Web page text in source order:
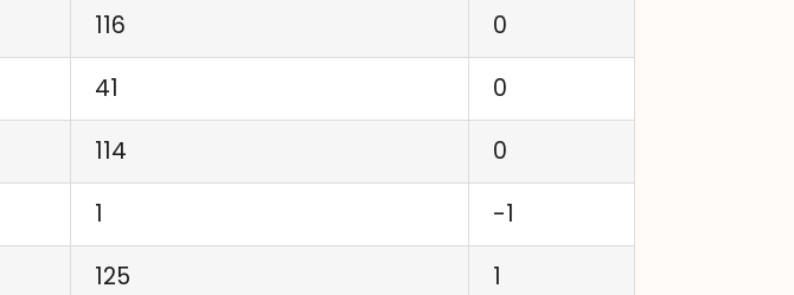
116
0
41
0
114
0
1
-1
125
1